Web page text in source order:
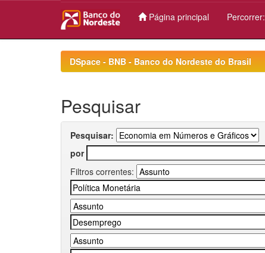
Página principal Percorrer:
DSpace - BNB - Banco do Nordeste do Brasil
Pesquisar
Pesquisar:
por
Filtros correntes: